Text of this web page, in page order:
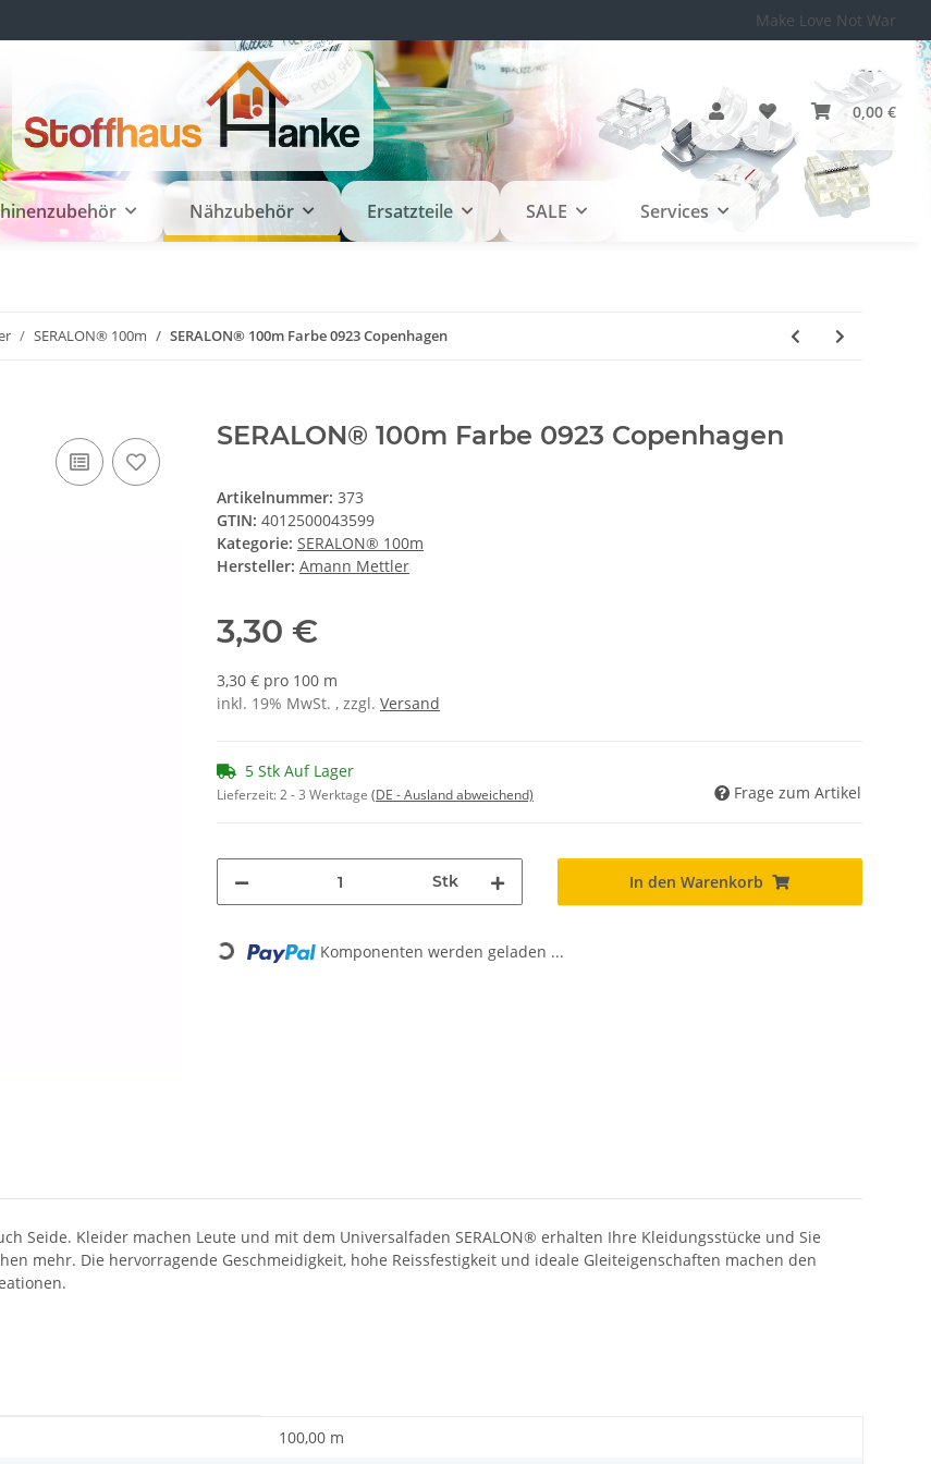
Make Love Not War
0,00 €
Nähzubehör Ersatzteile SALE Services
SERALON® 100m SERALON® 100m Farbe 0923 Copenhagen
SERALON® 100m Farbe 0923 Copenhagen
Artikelnummer: 373
GTIN: 4012500043599
Kategorie: SERALON® 100m
Hersteller: Amann Mettler
3,30 €
3,30 € pro 100 m
inkl. 19% MwSt. , zzgl. Versand
5 Stk Auf Lager
Lieferzeit:2 - 3 Werktage (DE - Ausland abweichend) Frage zum Artikel
Stk In den Warenkorb
Loading... Komponenten werden geladen ...
Seide. Kleider machen Leute und mit dem Universalfaden SERALON® erhalten Ihre Kleidungsstücke und Sie
mehr. Die hervorragende Geschmeidigkeit, hohe Reissfestigkeit und ideale Gleiteigenschaften machen den
100,00 m